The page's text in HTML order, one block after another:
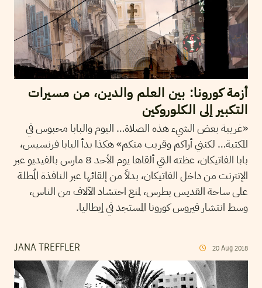
أزمة كورونا: بين العلم والدين، من مسيرات
التكبير إلى الكلوروكين
«غريبة بعض الشيء هذه الصلاة… اليوم والبابا محبوس في
المكتبة… لكنني أراكم وقريب منكم» هكذا بدأ البابا فرنسيس،
بابا الفاتيكان، عظته التي ألقاها يوم الأحد 8 مارس بالفيديو عبر
الإنترنت من داخل الفاتيكان، بدلاً من إلقائها عبر النافذة المُطلة
على ساحة القديس بطرس، لمنع احتشاد الآلاف من الناس،
وسط انتشار فيروس كورونا المستجد في إيطاليا.
JANA TREFFLER 20 Aug 2018